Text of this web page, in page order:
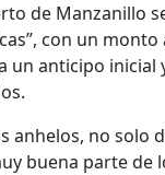
de Manzanillo
con un
un anticipo
anhelos, no
buena parte de